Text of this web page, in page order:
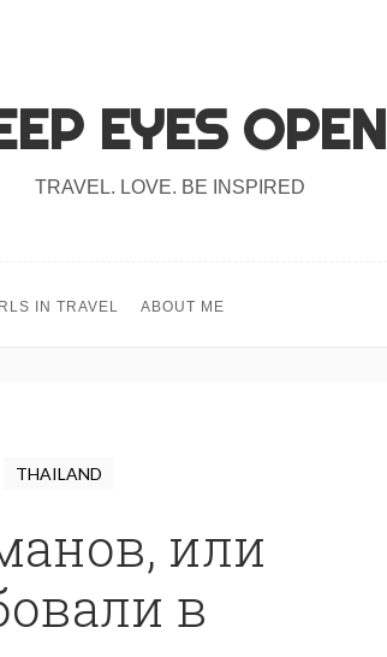
EYES OPEN
TRAVEL. LOVE. BE INSPIRED
IN TRAVEL ABOUT ME
THAILAND
или
в